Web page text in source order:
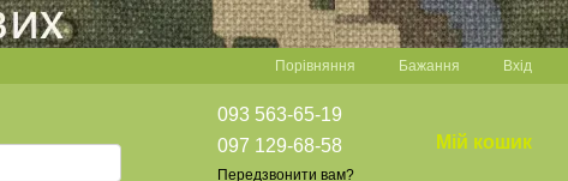
Порівняння Бажання Вхід
093 563-65-19
097 129-68-58
Передзвонити вам?
Мій кошик